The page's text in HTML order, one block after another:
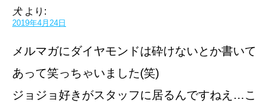
犬 より:
2019年4月24日
メルマガにダイヤモンドは砕けないとか書いて
あって笑っちゃいました(笑)
ジョジョ好きがスタッフに居るんですねえ…こ